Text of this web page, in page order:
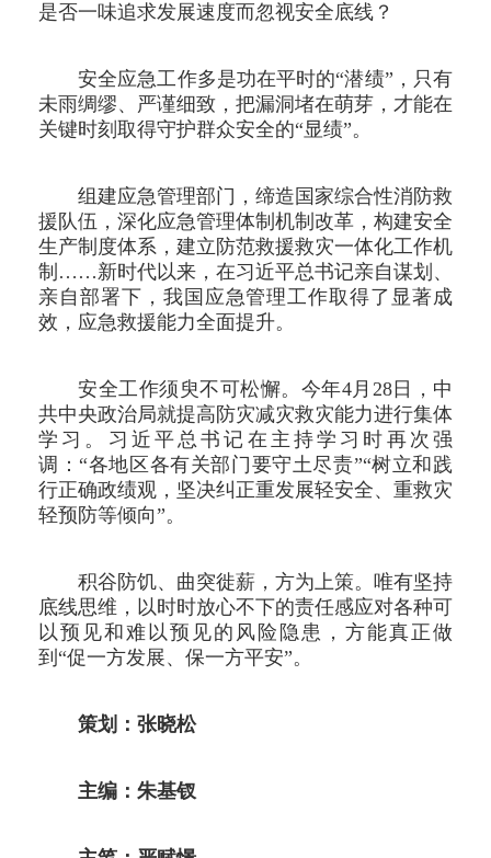
是否一味追求发展速度而忽视安全底线？
安全应急工作多是功在平时的“潜绩”，只有
未雨绸缪、严谨细致，把漏洞堵在萌芽，才能在
关键时刻取得守护群众安全的“显绩”。
组建应急管理部门，缔造国家综合性消防救
援队伍，深化应急管理体制机制改革，构建安全
生产制度体系，建立防范救援救灾一体化工作机
制……新时代以来，在习近平总书记亲自谋划、
亲自部署下，我国应急管理工作取得了显著成
效，应急救援能力全面提升。
安全工作须臾不可松懈。今年4月28日，中
共中央政治局就提高防灾减灾救灾能力进行集体
学习。习近平总书记在主持学习时再次强
调：“各地区各有关部门要守土尽责”“树立和践
行正确政绩观，坚决纠正重发展轻安全、重救灾
轻预防等倾向”。
积谷防饥、曲突徙薪，方为上策。唯有坚持
底线思维，以时时放心不下的责任感应对各种可
以预见和难以预见的风险隐患，方能真正做
到“促一方发展、保一方平安”。
策划：张晓松
主编：朱基钗